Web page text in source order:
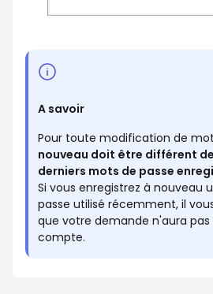
A savoir
Pour toute modification de
nouveau doit être différent
derniers mots de passe
Si vous enregistrez à nouveau
passe utilisé récemment, il
que votre demande n'aura pas
compte.